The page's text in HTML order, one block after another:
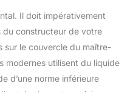
Il doit impérativement
constructeur de votre
sur le couvercle du maître-
modernes utilisent du liquide
d’une norme inférieure